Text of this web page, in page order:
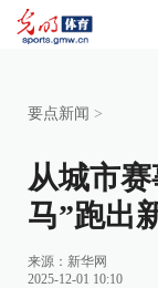
要点新闻 >
从城市
马”跑出
来源： 新华网
2025-12-01 10:10